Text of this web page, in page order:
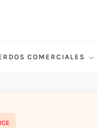
COMERCIALES